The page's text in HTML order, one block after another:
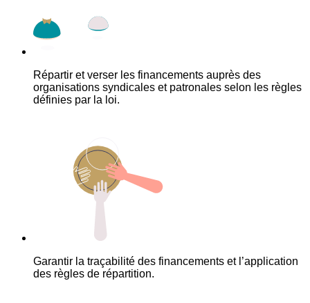
Répartir et verser les financements auprès des
organisations syndicales et patronales selon les règles
définies par la loi.
Garantir la traçabilité des financements et l’application
des règles de répartition.